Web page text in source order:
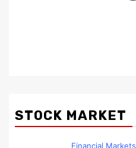
STOCK MARKET
Financial Markets